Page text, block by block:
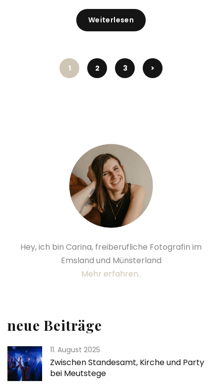
Weiterlesen
1 2 3 >
Hey, ich bin Carina, freiberufliche Fotografin im
Emsland und Münsterland
Mehr erfahren..
neue Beiträge
11. August 2025
Zwischen Standesamt, Kirche und Party
bei Meutstege